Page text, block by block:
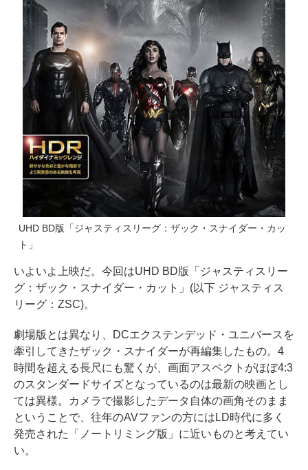
UHD BD版「ジャスティスリーグ：ザック・スナイダー・カッ
ト」
いよいよ上映だ。今回はUHD BD版「ジャスティスリー
グ：ザック・スナイダー・カット」(以下 ジャスティス
リーグ：ZSC)。
劇場版とは異なり、DCエクステンデッド・ユニバースを
牽引してきたザック・スナイダーが再編集したもの。4
時間を超える長尺にも驚くが、画面アスペクトがほぼ4:3
のスタンダードサイズとなっているのは最新の映画とし
ては異様。カメラで撮影したデータ自体の画角そのまま
ということで、往年のAVファンの方にはLD時代に多く
発売された「ノートリミング版」に近いものと考えてい
い。